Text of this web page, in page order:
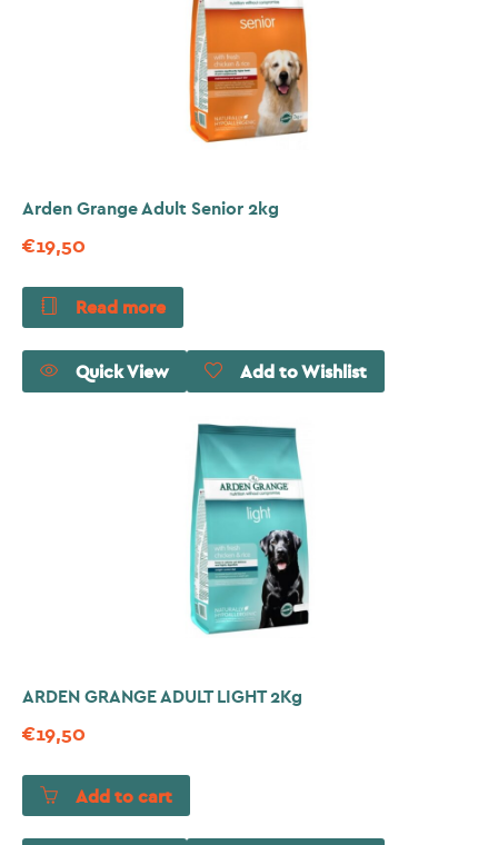
Arden Grange Adult Senior 2kg
€19,50
Read more
Quick View Add to Wishlist
ARDEN GRANGE ADULT LIGHT 2Kg
€19,50
Add to cart